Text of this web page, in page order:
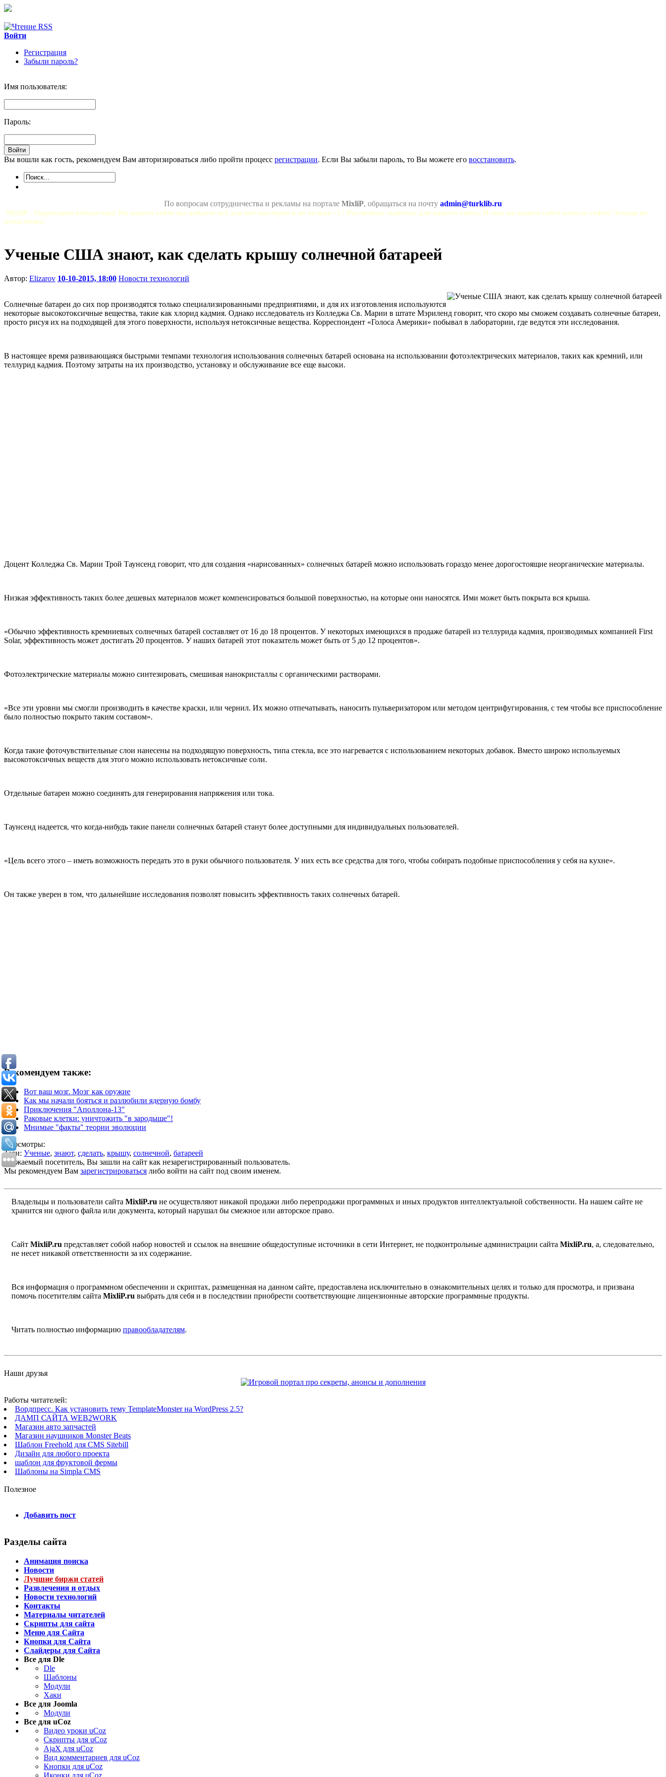
Войти
Регистрация
Забыли пароль?
Имя пользователя:
Пароль:
Вы вошли как гость, рекомендуем Вам авторизироваться либо пройти процесс регистрации. Если Вы забыли пароль, то Вы можете его восстановить.
По вопросам сотрудничества и рекламы на портале MixliP, обращаться на почту admin@turklib.ru
MixliP - Территория вебмастера! На нашем сайте вы найдете все для веб-мастеров и не только =) ! Различные скрипты для вашего сайта. И еще на нашем сайте немало софта! Заходи не
пожалеешь!
Ученые США знают, как сделать крышу солнечной батареей
Автор: Elizarov 10-10-2015, 18:00 Новости технологий
Солнечные батареи до сих пор производятся только специализированными предприятиями, и для их изготовления используются
некоторые высокотоксичные вещества, такие как хлорид кадмия. Однако исследователь из Колледжа Св. Марии в штате Мэриленд говорит, что скоро мы сможем создавать солнечные батареи,
просто рисуя их на подходящей для этого поверхности, используя нетоксичные вещества. Корреспондент «Голоса Америки» побывал в лаборатории, где ведутся эти исследования.
В настоящее время развивающаяся быстрыми темпами технология использования солнечных батарей основана на использовании фотоэлектрических материалов, таких как кремний, или
теллурид кадмия. Поэтому затраты на их производство, установку и обслуживание все еще высоки.
Доцент Колледжа Св. Марии Трой Таунсенд говорит, что для создания «нарисованных» солнечных батарей можно использовать гораздо менее дорогостоящие неорганические материалы.
Низкая эффективность таких более дешевых материалов может компенсироваться большой поверхностью, на которые они наносятся. Ими может быть покрыта вся крыша.
«Обычно эффективность кремниевых солнечных батарей составляет от 16 до 18 процентов. У некоторых имеющихся в продаже батарей из теллурида кадмия, производимых компанией First
Solar, эффективность может достигать 20 процентов. У наших батарей этот показатель может быть от 5 до 12 процентов».
Фотоэлектрические материалы можно синтезировать, смешивая нанокристаллы с органическими растворами.
«Все эти уровни мы смогли производить в качестве краски, или чернил. Их можно отпечатывать, наносить пульверизатором или методом центрифугирования, с тем чтобы все приспособление
было полностью покрыто таким составом».
Когда такие фоточувствительные слои нанесены на подходящую поверхность, типа стекла, все это нагревается с использованием некоторых добавок. Вместо широко используемых
высокотоксичных веществ для этого можно использовать нетоксичные соли.
Отдельные батареи можно соединять для генерирования напряжения или тока.
Таунсенд надеется, что когда-нибудь такие панели солнечных батарей станут более доступными для индивидуальных пользователей.
«Цель всего этого – иметь возможность передать это в руки обычного пользователя. У них есть все средства для того, чтобы собирать подобные приспособления у себя на кухне».
Он также уверен в том, что дальнейшие исследования позволят повысить эффективность таких солнечных батарей.
Рекомендуем также:
Вот ваш мозг. Мозг как оружие
Как мы начали бояться и разлюбили ядерную бомбу
Приключения "Аполлона-13"
Раковые клетки: уничтожить "в зародыше"!
Мнимые "факты" теории эволюции
Просмотры:
Теги: Ученые, знают, сделать, крышу, солнечной, батареей
Уважаемый посетитель, Вы зашли на сайт как незарегистрированный пользователь.
Мы рекомендуем Вам зарегистрироваться либо войти на сайт под своим именем.
Владельцы и пользователи сайта MixliP.ru не осуществляют никакой продажи либо перепродажи программных и иных продуктов интеллектуальной собственности. На нашем сайте не
хранится ни одного файла или документа, который нарушал бы смежное или авторское право.
Сайт MixliP.ru представляет собой набор новостей и ссылок на внешние общедоступные источники в сети Интернет, не подконтрольные администрации сайта MixliP.ru, а, следовательно,
не несет никакой ответственности за их содержание.
Вся информация о программном обеспечении и скриптах, размещенная на данном сайте, предоставлена исключительно в ознакомительных целях и только для просмотра, и призвана
помочь посетителям сайта MixliP.ru выбрать для себя и в последствии приобрести соответствующие лицензионные авторские программные продукты.
Читать полностью информацию правообладателям.
Наши друзья
Работы читателей:
Вордпресс. Как установить тему TemplateMonster на WordPress 2.5?
ДАМП САЙТА WEB2WORK
Магазин авто запчастей
Магазин наушников Monster Beats
Шаблон Freehold для CMS Sitebill
Дизайн для любого проекта
шаблон для фруктовой фермы
Шаблоны на Simpla CMS
Полезное
Добавить пост
Разделы сайта
Анимация поиска
Новости
Лучшие биржи статей
Развлечения и отдых
Новости технологий
Контакты
Материалы читателей
Скрипты для сайта
Меню для Сайта
Кнопки для Сайта
Слайдеры для Сайта
Все для Dle
Dle
Шаблоны
Модули
Хаки
Все для Joomla
Модули
Все для uCoz
Видео уроки uCoz
Скрипты для uCoz
AjaX для uCoz
Вид комментариев для uCoz
Кнопки для uCoz